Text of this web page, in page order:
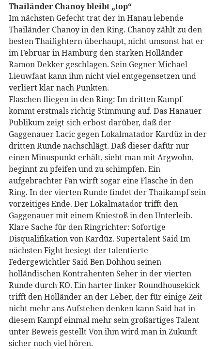
Thailänder Chanoy bleibt „top“
Im nächsten Gefecht trat der in Hanau lebende
Thailänder Chanoy in den Ring. Chanoy zählt zu den
besten Thaifightern überhaupt, nicht umsonst hat er
im Februar in Hamburg den starken Holländer
Ramon Dekker geschlagen. Sein Gegner Michael
Lieuwfaat kann ihm nicht viel entgegensetzen und
verliert klar nach Punkten.
Flaschen fliegen in den Ring: Im dritten Kampf
kommt erstmals richtig Stimmung auf. Das Hanauer
Publikum zeigt sich erbost darüber, daß der
Gaggenauer Lacic gegen Lokalmatador Kardüz in der
dritten Runde nachschlägt. Daß dieser dafür nur
einen Minuspunkt erhält, sieht man mit Argwohn,
beginnt zu pfeifen und zu schimpfen. Ein
aufgebrachter Fan wirft sogar eine Flasche in den
Ring. In der vierten Runde findet der Thaikampf sein
vorzeitiges Ende. Der Lokalmatador trifft den
Gaggenauer mit einem Kniestoß in den Unterleib.
Klare Sache für den Ringrichter: Sofortige
Disqualifikation von Kardüz. Supertalent Said Im
nächsten Fight besiegt der talentierte
Federgewichtler Said Ben Dohhou seinen
holländischen Kontrahenten Seher in der vierten
Runde durch KO. Ein harter linker Roundhousekick
trifft den Holländer an der Leber, der für einige Zeit
nicht mehr ans Aufstehen denken kann Said hat in
diesem Kampf einmal mehr sein großartiges Talent
unter Beweis gestellt Von ihm wird man in Zukunft
sicher noch viel hören.